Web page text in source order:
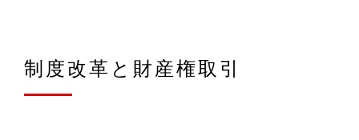
制度改革と財産権取引